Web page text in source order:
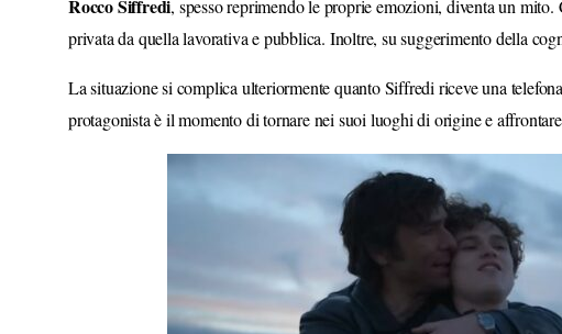
Rocco Siffredi, spesso reprimendo le proprie emozioni, diventa un
privata da quella lavorativa e pubblica. Inoltre, su suggerimento della
La situazione si complica ulteriormente quanto Siffredi riceve una
protagonista è il momento di tornare nei suoi luoghi di origine e